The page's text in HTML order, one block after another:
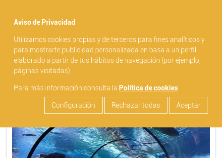
Aviso de Privacidad
Utilizamos cookies propias y de terceros para fines analíticos y
para mostrarte publicidad personalizada en basa a un perfil
elaborado a partir de tus hábitos de navegación (por ejemplo,
páginas visitadas)
Para más información consulta la Política de cookies
Configuración Rechazar todas Aceptar
filter_list search
VISITAS GUIADAS
BARCELONA